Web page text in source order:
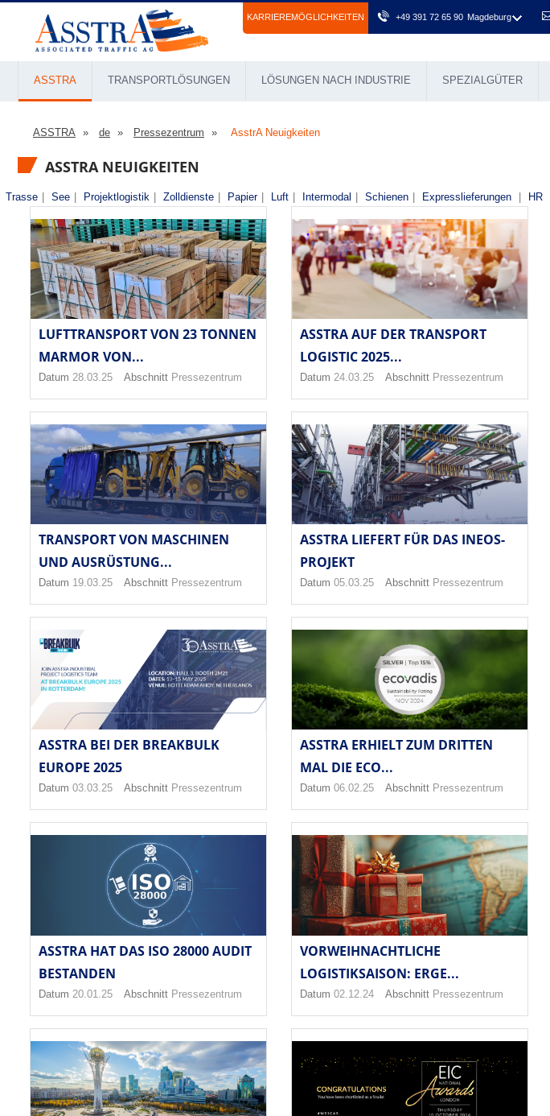
KARRIEREMÖGLICHKEITEN +49 391 72 65 90 Magdeburg
ASSTRA TRANSPORTLÖSUNGEN LÖSUNGEN NACH INDUSTRIE SPEZIALGÜTER
ASSTRA de Pressezentrum AsstrA Neuigkeiten
ASSTRA NEUIGKEITEN
Trasse See Projektlogistik Zolldienste Papier Luft Intermodal Schienen Expresslieferungen HR
LUFTTRANSPORT VON 23 TONNEN
MARMOR VON...
Datum 28.03.25 Abschnitt Pressezentrum
ASSTRA AUF DER TRANSPORT
LOGISTIC 2025...
Datum 24.03.25Abschnitt Pressezentrum
TRANSPORT VON MASCHINEN
UND AUSRÜSTUNG...
Datum 19.03.25 Abschnitt Pressezentrum
ASSTRA LIEFERT FÜR DAS INEOS-
PROJEKT
Datum 05.03.25Abschnitt Pressezentrum
ASSTRA BEI DER BREAKBULK
EUROPE 2025
Datum 03.03.25 Abschnitt Pressezentrum
ASSTRA ERHIELT ZUM DRITTEN
MAL DIE ECO...
Datum 06.02.25Abschnitt Pressezentrum
ASSTRA HAT DAS ISO 28000 AUDIT
BESTANDEN
Datum 20.01.25 Abschnitt Pressezentrum
VORWEIHNACHTLICHE
LOGISTIKSAISON: ERGE...
Datum 02.12.24Abschnitt Pressezentrum